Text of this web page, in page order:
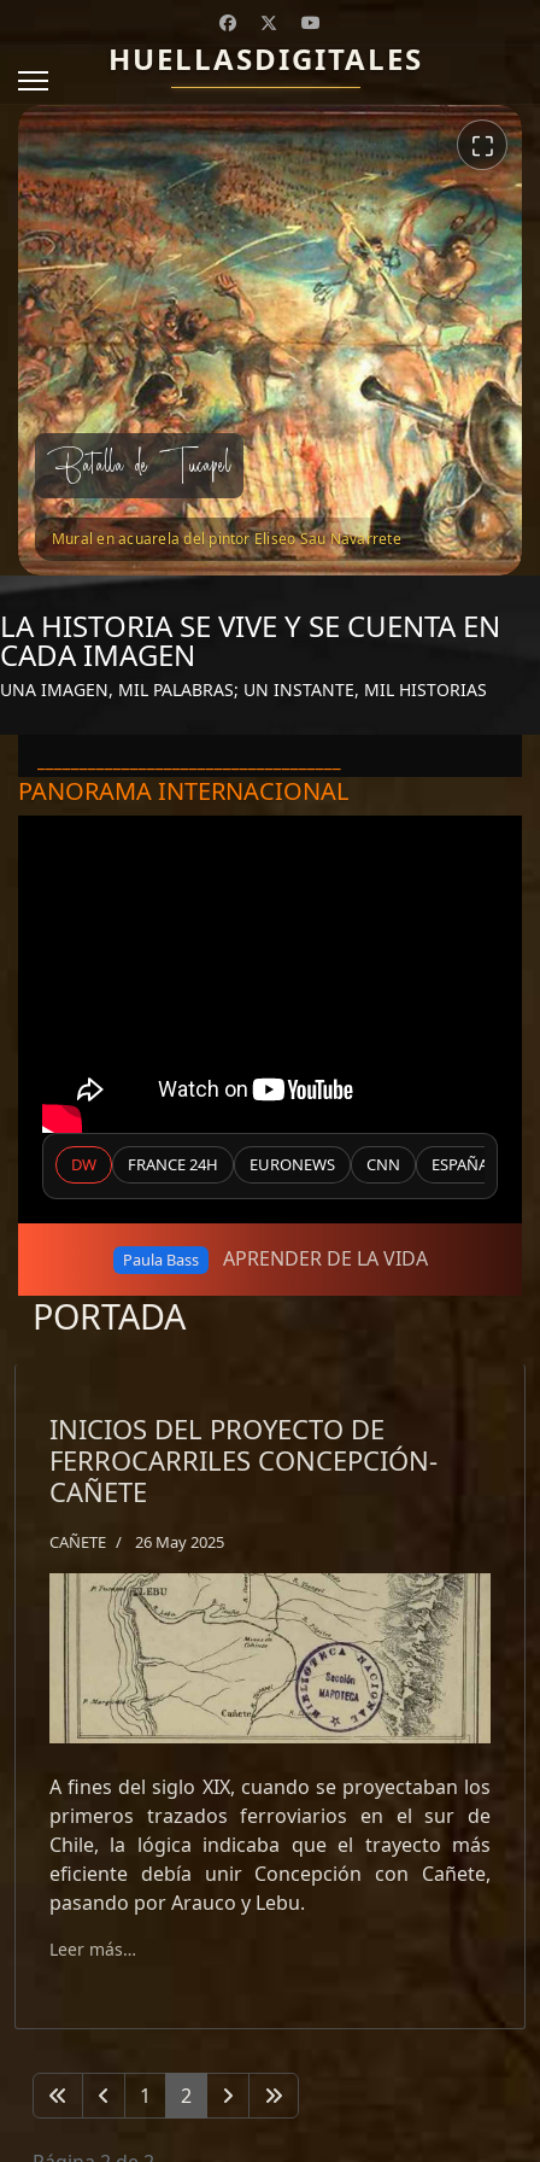
HUELLASDIGITALES
Batalla de Tucapel
Mural en acuarela del pintor Eliseo Sau Navarrete
⛶
LA HISTORIA SE VIVE Y SE CUENTA EN
CADA IMAGEN
UNA IMAGEN, MIL PALABRAS; UN INSTANTE, MIL HISTORIAS
PANORAMA INTERNACIONAL
DW FRANCE 24H EURONEWS CNN ESPAÑA 24h
Paula Bass APRENDER DE LA VIDA
PORTADA
INICIOS DEL PROYECTO DE
FERROCARRILES CONCEPCIÓN-
CAÑETE
CAÑETE 26 May 2025
A fines del siglo XIX, cuando se proyectaban los
primeros trazados ferroviarios en el sur de
Chile, la lógica indicaba que el trayecto más
eficiente debía unir Concepción con Cañete,
pasando por Arauco y Lebu.
Leer más…
1 2